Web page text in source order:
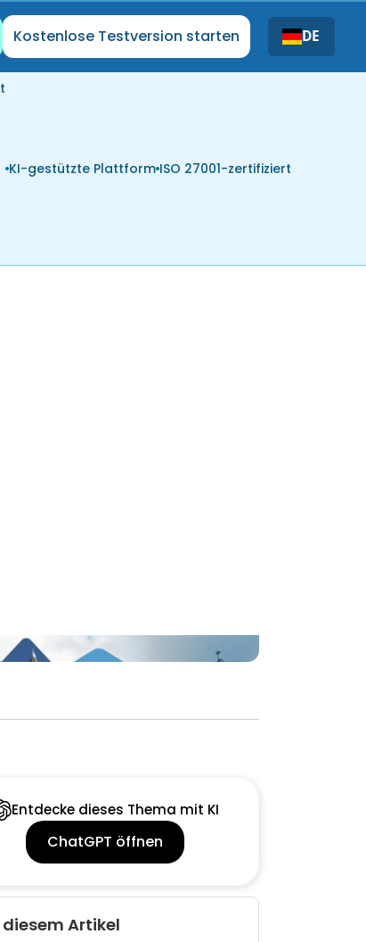
Kostenlose Testversion starten DE
KI-gestützte Plattform ISO 27001-zertifiziert
Entdecke dieses Thema mit KI
ChatGPT öffnen
diesem Artikel